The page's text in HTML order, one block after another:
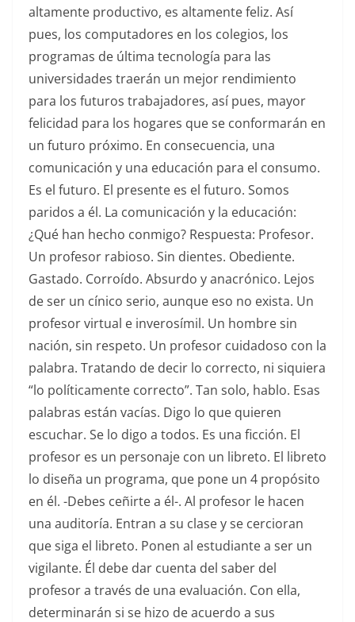
altamente productivo, es altamente feliz. Así
pues, los computadores en los colegios, los
programas de última tecnología para las
universidades traerán un mejor rendimiento
para los futuros trabajadores, así pues, mayor
felicidad para los hogares que se conformarán en
un futuro próximo. En consecuencia, una
comunicación y una educación para el consumo.
Es el futuro. El presente es el futuro. Somos
paridos a él. La comunicación y la educación:
¿Qué han hecho conmigo? Respuesta: Profesor.
Un profesor rabioso. Sin dientes. Obediente.
Gastado. Corroído. Absurdo y anacrónico. Lejos
de ser un cínico serio, aunque eso no exista. Un
profesor virtual e inverosímil. Un hombre sin
nación, sin respeto. Un profesor cuidadoso con la
palabra. Tratando de decir lo correcto, ni siquiera
“lo políticamente correcto”. Tan solo, hablo. Esas
palabras están vacías. Digo lo que quieren
escuchar. Se lo digo a todos. Es una ficción. El
profesor es un personaje con un libreto. El libreto
lo diseña un programa, que pone un 4 propósito
en él. -Debes ceñirte a él-. Al profesor le hacen
una auditoría. Entran a su clase y se cercioran
que siga el libreto. Ponen al estudiante a ser un
vigilante. Él debe dar cuenta del saber del
profesor a través de una evaluación. Con ella,
determinarán si se hizo de acuerdo a sus